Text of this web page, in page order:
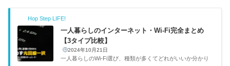
Hop Step LIFE!
一人暮らしのインターネット・Wi-Fi完全まとめ
【3タイプ比較】
2024年10月21日
一人暮らしのWi-Fi選び、種類が多くてどれがいいか分かり